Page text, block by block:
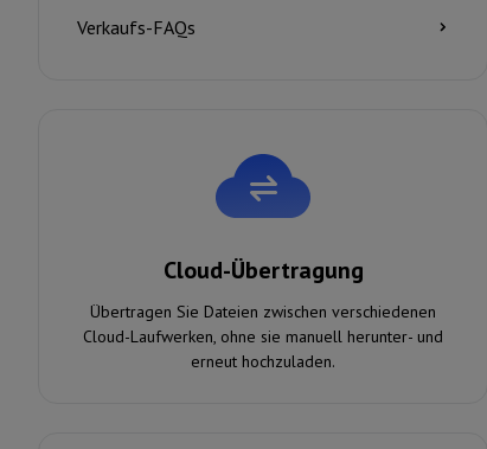
Verkaufs-FAQs
Cloud-Übertragung
Übertragen Sie Dateien zwischen verschiedenen
Cloud-Laufwerken, ohne sie manuell herunter- und
erneut hochzuladen.